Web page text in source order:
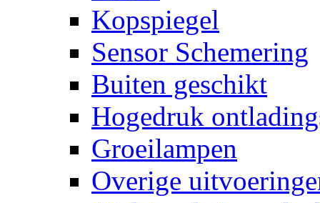
Kopspiegel
Sensor Schemering
Buiten geschikt
Hogedruk
Groeilampen
Overige